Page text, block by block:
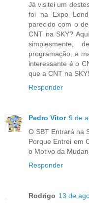
Já visitei um
foi na Expo
parecido com o
CNT na SKY?
simplesmente,
programação, a
interessante é o
que a CNT na SKY!
Responder
Pedro Vitor 9 de
O SBT Entrará na
Porque Entrei em
o Motivo da
Responder
Rodrigo 13 de